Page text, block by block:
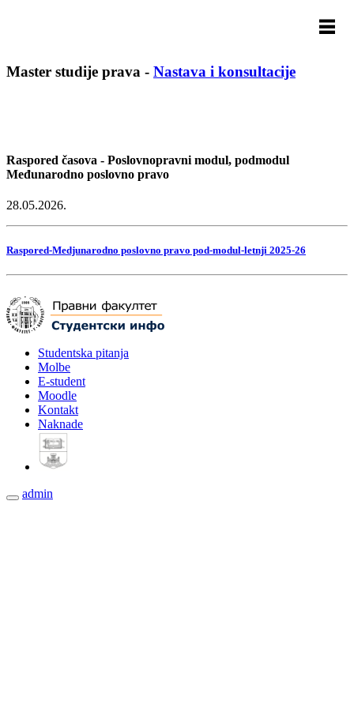
Master studije prava - Nastava i konsultacije
Raspored časova - Poslovnopravni modul, podmodul
Međunarodno poslovno pravo
28.05.2026.
Raspored-Medjunarodno poslovno pravo pod-modul-letnji 2025-26
Studentska pitanja
Molbe
E-student
Moodle
Kontakt
Naknade
admin